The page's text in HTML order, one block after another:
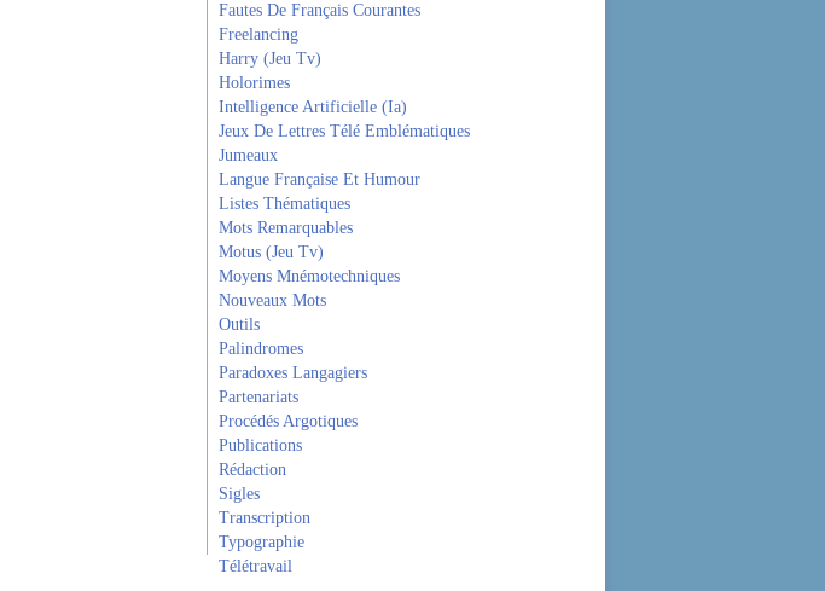
Fautes De Français Courantes
Freelancing
Harry (Jeu Tv)
Holorimes
Intelligence Artificielle (Ia)
Jeux De Lettres Télé Emblématiques
Jumeaux
Langue Française Et Humour
Listes Thématiques
Mots Remarquables
Motus (Jeu Tv)
Moyens Mnémotechniques
Nouveaux Mots
Outils
Palindromes
Paradoxes Langagiers
Partenariats
Procédés Argotiques
Publications
Rédaction
Sigles
Transcription
Typographie
Télétravail